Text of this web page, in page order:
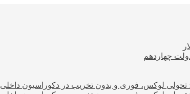
چهاردهم
تحولی لوکس، فوری و بدون تخریب در دکوراسیون داخلی